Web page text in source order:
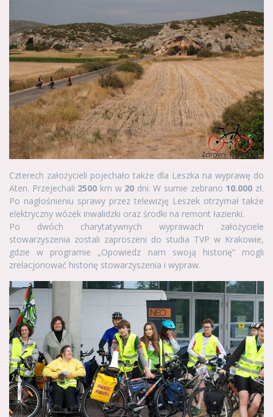
Czterech założycieli pojechało także dla Leszka na wyprawę do
Aten. Przejechali 2500 km w 20 dni. W sumie zebrano 10.000 zł.
Po nagłośnieniu sprawy przez telewizję Leszek otrzymał także
elektryczny wózek inwalidzki oraz środki na remont łazienki.
Po dwóch charytatywnych wyprawach założyciele
stowarzyszenia zostali zaproszeni do studia TVP w Krakowie,
gdzie w programie „Opowiedz nam swoją historię” mogli
zrelacjonować historię stowarzyszenia i wypraw.